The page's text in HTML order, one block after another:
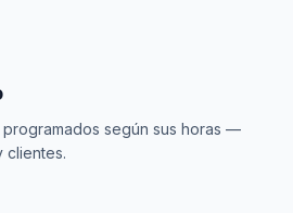
según sus horas —
clientes.